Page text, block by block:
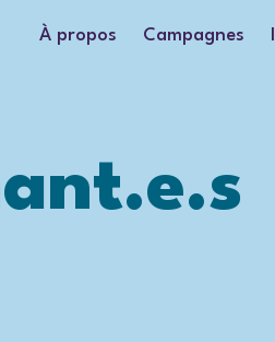
À propos Campagnes